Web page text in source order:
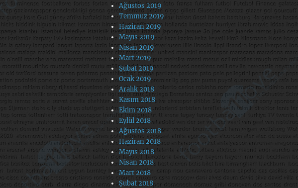
Ağustos 2019
Temmuz 2019
Haziran 2019
Mayıs 2019
Nisan 2019
Mart 2019
Şubat 2019
Ocak 2019
Aralık 2018
Kasım 2018
Ekim 2018
Eylül 2018
Ağustos 2018
Haziran 2018
Mayıs 2018
Nisan 2018
Mart 2018
Şubat 2018